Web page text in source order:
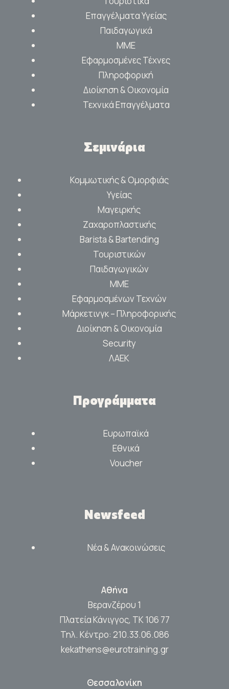
Επαγγέλματα Υγείας
Παιδαγωγικά
ΜΜΕ
Εφαρμοσμένες Τέχνες
Πληροφορική
Διοίκηση & Οικονομία
Τεχνικά Επαγγέλματα
Σεμινάρια
Κομμωτικής & Ομορφιάς
Υγείας
Μαγειρκής
Ζαχαροπλαστικής
Barista & Bartending
Τουριστικών
Παιδαγωγικών
ΜΜΕ
Εφαρμοσμένων Τεχνών
Μάρκετινγκ – Πληροφορικής
Διοίκηση & Οικονομία
Security
ΛΑΕΚ
Προγράμματα
Ευρωπαϊκά
Εθνικά
Voucher
Newsfeed
Νέα & Ανακοινώσεις
Αθήνα
Βερανζέρου 1
Πλατεία Κάνιγγος, ΤΚ 106 77
Τηλ. Κέντρο: 210.33.06.086
kekathens@eurotraining.gr
Θεσσαλονίκη